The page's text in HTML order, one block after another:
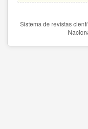
Sistema de revistas